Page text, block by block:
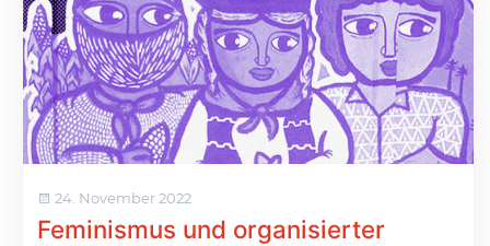
24. November 2022
Feminismus und organisierter